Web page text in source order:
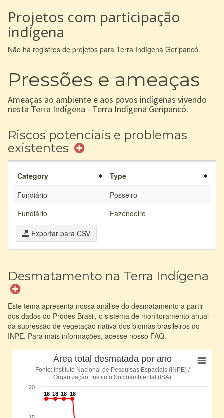
Projetos com participação
indígena
Não há registros de projetos para Terra Indígena Geripancó.
Pressões e ameaças
Ameaças ao ambiente e aos povos indígenas vivendo
nesta Terra Indígena - Terra Indígena Geripancó.
Riscos potenciais e problemas
existentes
Category
Type
Fundiário
Posseiro
Fundiário
Fazendeiro
Exportar para CSV
Desmatamento na Terra Indígena
Este tema apresenta nossa análise do desmatamento a partir
dos dados do Prodes Brasil, o sistema de monitoramento anual
da supressão de vegetação nativa dos biomas brasileiros do
INPE. Para mais informações, acesse nosso FAQ.